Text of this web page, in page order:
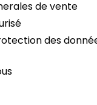
de vente
des